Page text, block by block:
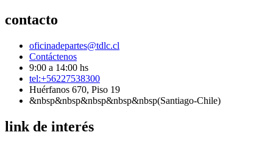
contacto
oficinadepartes@tdlc.cl
Contáctenos
9:00 a 14:00 hs
tel:+56227538300
Huérfanos 670, Piso 19
&nbsp&nbsp&nbsp&nbsp&nbsp(Santiago-Chile)
link de interés